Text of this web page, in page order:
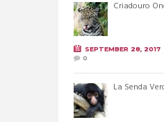
Criadouro
SEPTEMBER 28, 2017
0
La Senda